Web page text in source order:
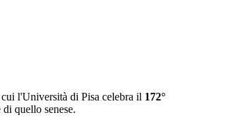
l'Università di Pisa celebra il 172°
quello senese.